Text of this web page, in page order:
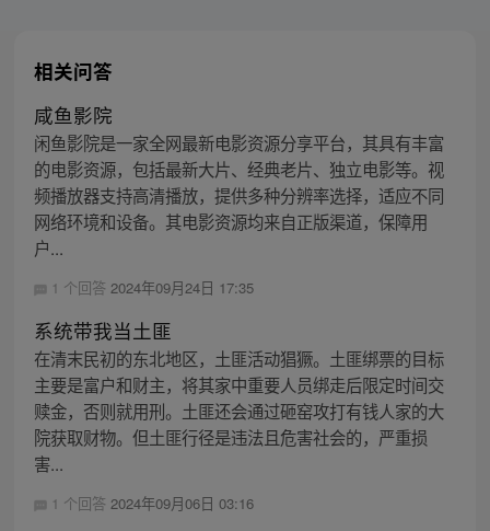
相关问答
咸鱼影院
闲鱼影院是一家全网最新电影资源分享平台，其具有丰富
的电影资源，包括最新大片、经典老片、独立电影等。视
频播放器支持高清播放，提供多种分辨率选择，适应不同
网络环境和设备。其电影资源均来自正版渠道，保障用
户...
1 个回答 2024年09月24日 17:35
系统带我当土匪
在清末民初的东北地区，土匪活动猖獗。土匪绑票的目标
主要是富户和财主，将其家中重要人员绑走后限定时间交
赎金，否则就用刑。土匪还会通过砸窑攻打有钱人家的大
院获取财物。但土匪行径是违法且危害社会的，严重损
害...
1 个回答 2024年09月06日 03:16